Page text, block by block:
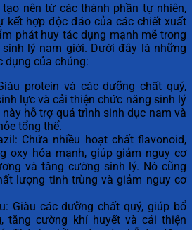
nên từ các thành phần tự nhiên,
kết hợp độc đáo của các chiết xuất
phát huy tác dụng mạnh mẽ trong
sinh lý nam giới. Dưới đây là những
dụng của chúng:
protein và các dưỡng chất quý,
lực và cải thiện chức năng sinh lý
hỗ trợ quá trình sinh dục nam và
tổng thể.
Chứa nhiều hoạt chất flavonoid,
oxy hóa mạnh, giúp giảm nguy cơ
và tăng cường sinh lý. Nó cũng
lượng tinh trùng và giảm nguy cơ
Giàu các dưỡng chất quý, giúp bổ
tăng cường khí huyết và cải thiện